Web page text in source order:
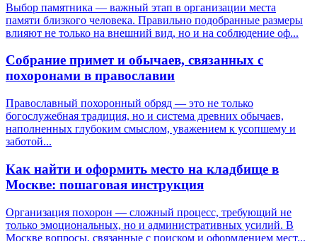
Выбор памятника — важный этап в организации места
памяти близкого человека. Правильно подобранные размеры
влияют не только на внешний вид, но и на соблюдение оф...
Собрание примет и обычаев, связанных с
похоронами в православии
Православный похоронный обряд — это не только
богослужебная традиция, но и система древних обычаев,
наполненных глубоким смыслом, уважением к усопшему и
заботой...
Как найти и оформить место на кладбище в
Москве: пошаговая инструкция
Организация похорон — сложный процесс, требующий не
только эмоциональных, но и административных усилий. В
Москве вопросы, связанные с поиском и оформлением мест...